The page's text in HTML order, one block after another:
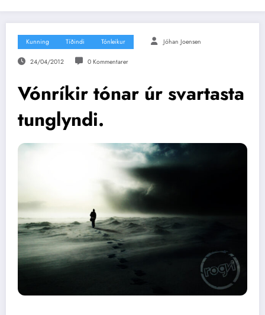
Kunning Tíðindi Tónleikur Jóhan Joensen
24/04/2012 0 Kommentarer
Vónríkir tónar úr svartasta
tunglyndi.